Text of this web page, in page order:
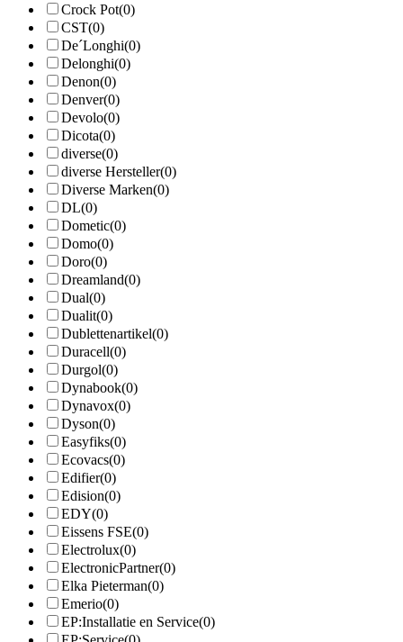
Crock Pot(0)
CST(0)
De´Longhi(0)
Delonghi(0)
Denon(0)
Denver(0)
Devolo(0)
Dicota(0)
diverse(0)
diverse Hersteller(0)
Diverse Marken(0)
DL(0)
Dometic(0)
Domo(0)
Doro(0)
Dreamland(0)
Dual(0)
Dualit(0)
Dublettenartikel(0)
Duracell(0)
Durgol(0)
Dynabook(0)
Dynavox(0)
Dyson(0)
Easyfiks(0)
Ecovacs(0)
Edifier(0)
Edision(0)
EDY(0)
Eissens FSE(0)
Electrolux(0)
ElectronicPartner(0)
Elka Pieterman(0)
Emerio(0)
EP:Installatie en Service(0)